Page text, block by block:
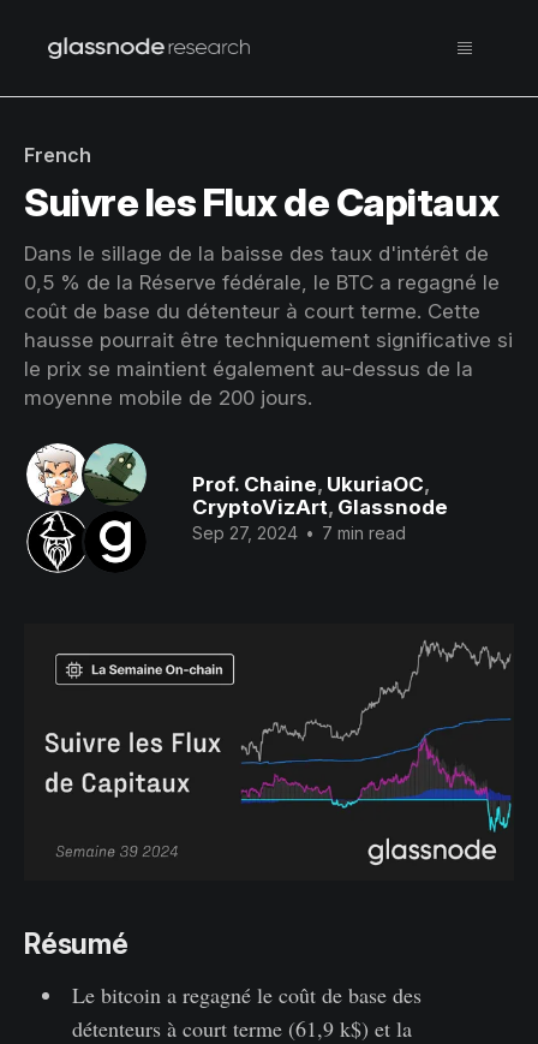
French
Suivre les Flux de Capitaux
Dans le sillage de la baisse des taux d'intérêt de
0,5 % de la Réserve fédérale, le BTC a regagné le
coût de base du détenteur à court terme. Cette
hausse pourrait être techniquement significative si
le prix se maintient également au-dessus de la
moyenne mobile de 200 jours.
Prof. Chaine, UkuriaOC,
CryptoVizArt, Glassnode
Sep 27, 2024 • 7 min read
Résumé
Le bitcoin a regagné le coût de base des
détenteurs à court terme (61,9 k$) et la